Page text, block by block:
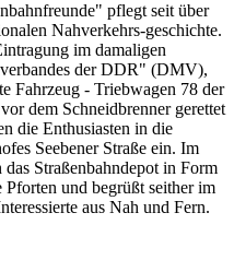
pflegt seit über
Nahverkehrs-geschichte.
im damaligen
der DDR" (DMV),
Fahrzeug - Triebwagen 78 der
dem Schneidbrenner gerettet
die Enthusiasten in die
Seebener Straße ein. Im
Straßenbahndepot in Form
Pforten und begrüßt seither im
aus Nah und Fern.